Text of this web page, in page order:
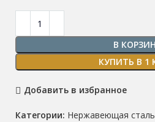
В
КУПИТЬ В 1
Добавить в избранное
Категории: Нержавеющая сталь